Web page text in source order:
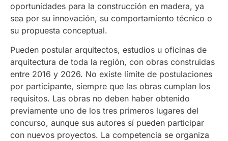
oportunidades para la construcción en madera, ya
sea por su innovación, su comportamiento técnico o
su propuesta conceptual.
Pueden postular arquitectos, estudios u oficinas de
arquitectura de toda la región, con obras construidas
entre 2016 y 2026. No existe límite de postulaciones
por participante, siempre que las obras cumplan los
requisitos. Las obras no deben haber obtenido
previamente uno de los tres primeros lugares del
concurso, aunque sus autores sí pueden participar
con nuevos proyectos. La competencia se organiza